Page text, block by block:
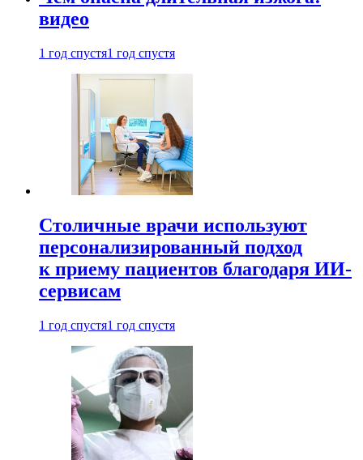
видео
1 год спустя1 год спустя
Столичные врачи используют
персонализированный подход
к приему пациентов благодаря ИИ-
сервисам
1 год спустя1 год спустя